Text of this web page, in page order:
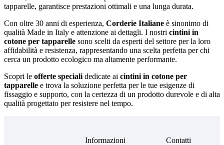
tapparelle, garantisce prestazioni ottimali e una lunga durata.
Con oltre 30 anni di esperienza, Corderie Italiane è sinonimo di
qualità Made in Italy e attenzione ai dettagli. I nostri cintini in
cotone per tapparelle sono scelti da esperti del settore per la loro
affidabilità e resistenza, rappresentando una scelta perfetta per chi
cerca un prodotto ecologico ma altamente performante.
Scopri le offerte speciali dedicate ai cintini in cotone per
tapparelle e trova la soluzione perfetta per le tue esigenze di
fissaggio e supporto, con la certezza di un prodotto durevole e di alta
qualità progettato per resistere nel tempo.
Informazioni
Contatti